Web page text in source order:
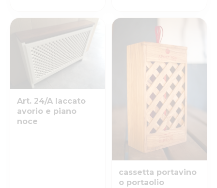
Art. 24/A laccato
avorio e piano
noce
cassetta portavino
o portaolio